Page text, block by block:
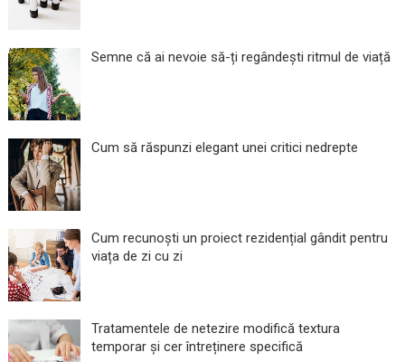
Semne că ai nevoie să-ți regândești ritmul de viață
Cum să răspunzi elegant unei critici nedrepte
Cum recunoști un proiect rezidențial gândit pentru
viața de zi cu zi
Tratamentele de netezire modifică textura
temporar și cer întreținere specifică